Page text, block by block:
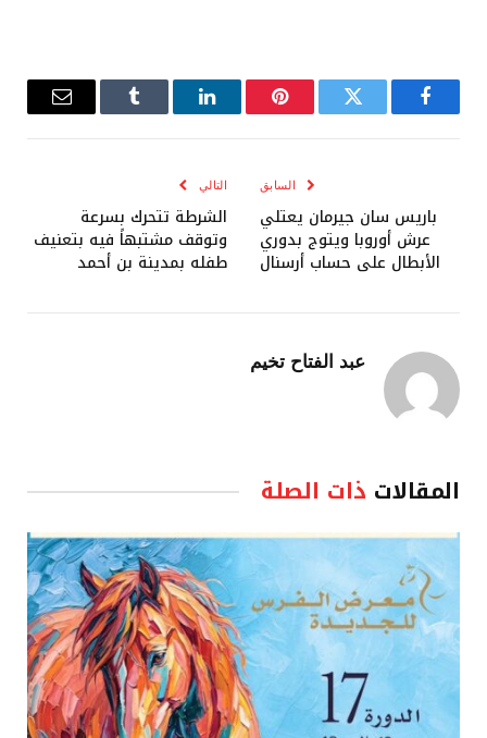
فيسبوك تويتر بينتيريستلينكدإن Tumblr
البريد
السابق
باريس سان جيرمان يعتلي
عرش أوروبا ويتوج بدوري
الأبطال على حساب أرسنال
التالي
الشرطة تتحرك بسرعة
وتوقف مشتبهاً فيه بتعنيف
طفله بمدينة بن أحمد
عبد الفتاح تخيم
المقالات ذات الصلة